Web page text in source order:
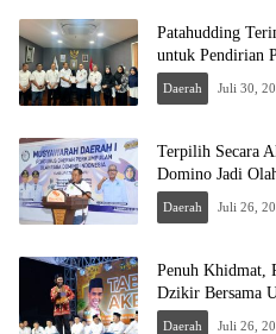
Patahudding
untuk Pendirian
Daerah Juli 30,
Terpilih Secara
Domino Jadi
Daerah Juli 26,
Penuh Khidmat,
Dzikir Bersama
Daerah Juli 26,